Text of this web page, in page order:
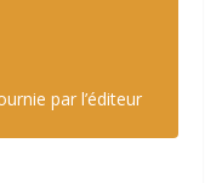
par l’éditeur